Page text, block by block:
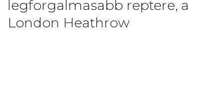
legforgalmasabb reptere, a
London Heathrow